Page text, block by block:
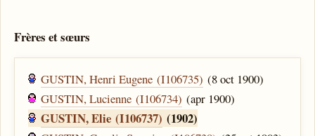
Frères et sœurs
GUSTIN, Henri Eugene (I106735) (8 oct 1900)
GUSTIN, Lucienne (I106734) (apr 1900)
GUSTIN, Elie (I106737) (1902)